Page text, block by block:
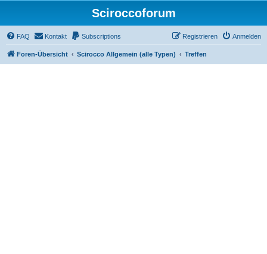
Sciroccoforum
FAQ Kontakt Subscriptions Anmelden
Registrieren
Foren-Übersicht Scirocco Allgemein (alle Typen) Treffen